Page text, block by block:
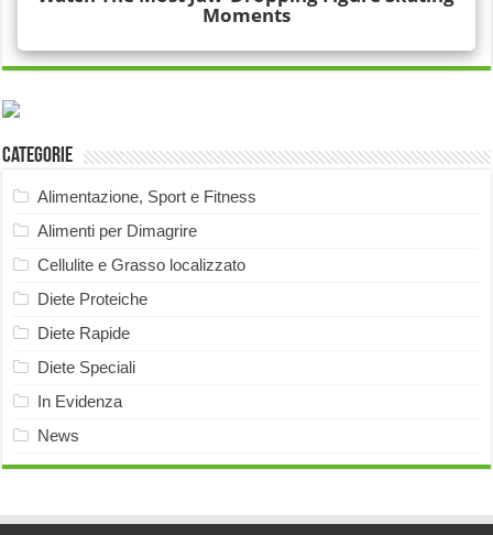
Categorie
Alimentazione, Sport e Fitness
Alimenti per Dimagrire
Cellulite e Grasso localizzato
Diete Proteiche
Diete Rapide
Diete Speciali
In Evidenza
News